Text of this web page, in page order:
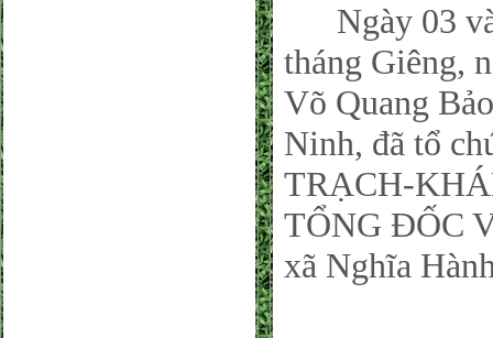
Ngày 03 và
tháng Giêng,
Võ Quang
Ninh, đã tổ
TRẠCH-
TỔNG ĐỐC
xã Nghĩa